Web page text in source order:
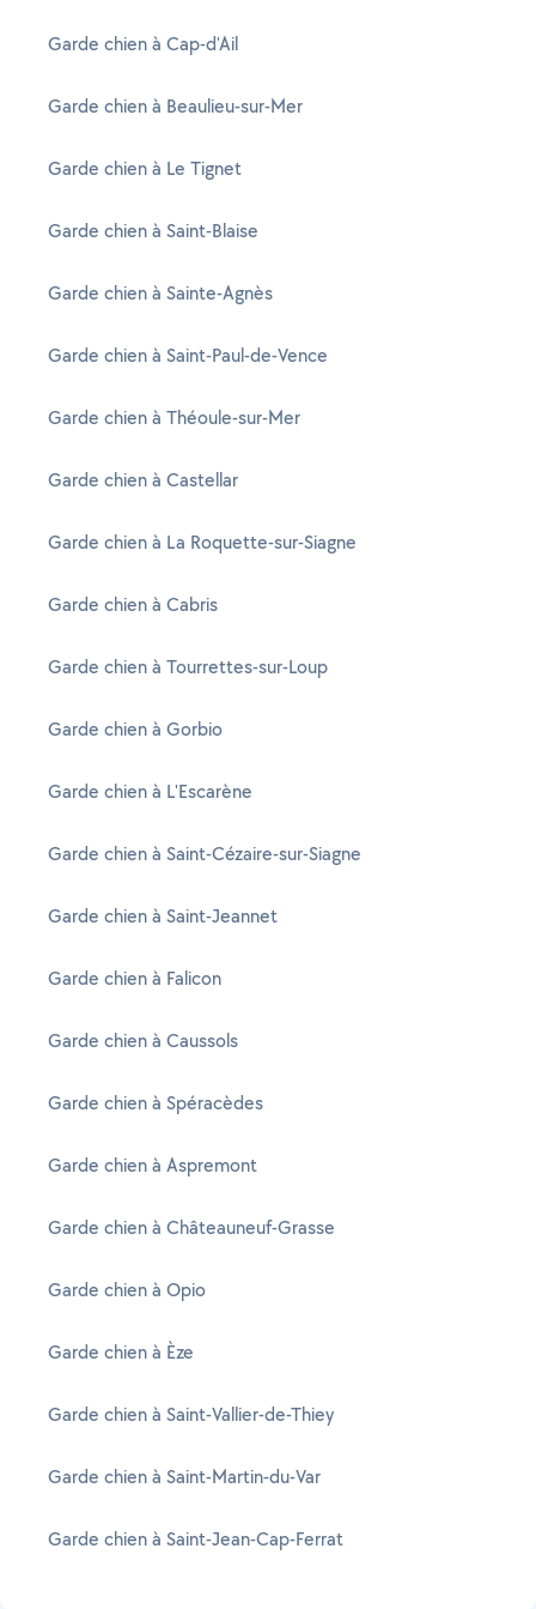
Garde chien à Cap-d'Ail
Garde chien à Beaulieu-sur-Mer
Garde chien à Le Tignet
Garde chien à Saint-Blaise
Garde chien à Sainte-Agnès
Garde chien à Saint-Paul-de-Vence
Garde chien à Théoule-sur-Mer
Garde chien à Castellar
Garde chien à La Roquette-sur-Siagne
Garde chien à Cabris
Garde chien à Tourrettes-sur-Loup
Garde chien à Gorbio
Garde chien à L'Escarène
Garde chien à Saint-Cézaire-sur-Siagne
Garde chien à Saint-Jeannet
Garde chien à Falicon
Garde chien à Caussols
Garde chien à Spéracèdes
Garde chien à Aspremont
Garde chien à Châteauneuf-Grasse
Garde chien à Opio
Garde chien à Èze
Garde chien à Saint-Vallier-de-Thiey
Garde chien à Saint-Martin-du-Var
Garde chien à Saint-Jean-Cap-Ferrat